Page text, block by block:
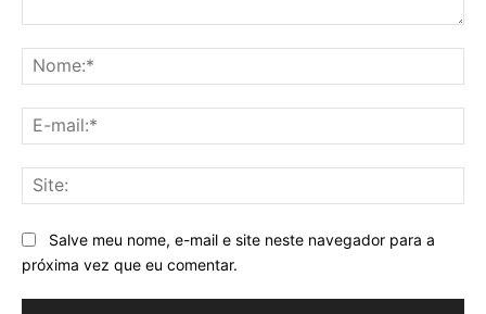
Salve meu nome, e-mail e site neste navegador para a
próxima vez que eu comentar.